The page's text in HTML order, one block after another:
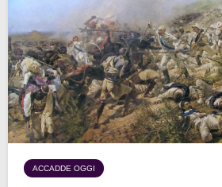
ACCADDE OGGI